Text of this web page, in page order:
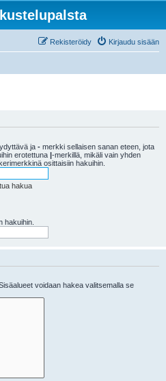
Kirjaudu sisään
Rekisteröidy
ja - merkki sellaisen sanan eteen, jota
erotettuna |-merkillä, mikäli vain yhden
osittaisiin hakuihin.
hakua
hakuihin.
voidaan hakea valitsemalla se